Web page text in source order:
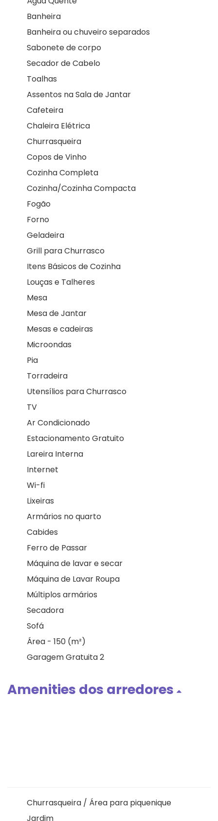
Banheira
Banheira ou chuveiro separados
Sabonete de corpo
Secador de Cabelo
Toalhas
Assentos na Sala de Jantar
Cafeteira
Chaleira Elétrica
Churrasqueira
Copos de Vinho
Cozinha Completa
Cozinha/Cozinha Compacta
Fogão
Forno
Geladeira
Grill para Churrasco
Itens Básicos de Cozinha
Louças e Talheres
Mesa
Mesa de Jantar
Mesas e cadeiras
Microondas
Pia
Torradeira
Utensílios para Churrasco
TV
Ar Condicionado
Estacionamento Gratuito
Lareira Interna
Internet
Wi-fi
Lixeiras
Armários no quarto
Cabides
Ferro de Passar
Máquina de lavar e secar
Máquina de Lavar Roupa
Múltiplos armários
Secadora
Sofá
Área - 150 (m²)
Garagem Gratuita 2
Amenities dos arredores
Churrasqueira / Área para piquenique
Jardim